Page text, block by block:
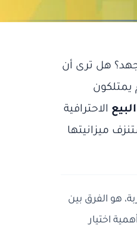
هل ترى أن
الاحترافية
ميزانيتها
هو الفرق بين